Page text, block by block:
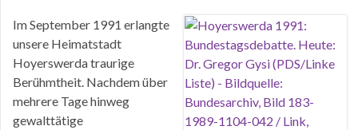
Im September 1991 erlangte
unsere Heimatstadt
Hoyerswerda traurige
Berühmtheit. Nachdem über
mehrere Tage hinweg
gewalttätige